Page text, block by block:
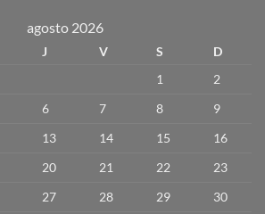
agosto 2026
J V S
D
1
2
6 7 8
9
13 14 15
16
20 21 22
23
27 28 29 30